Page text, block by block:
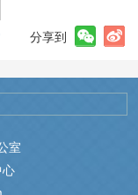
分享到
室